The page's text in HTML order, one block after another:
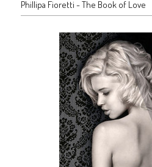
Phillipa Fioretti - The Book of Love